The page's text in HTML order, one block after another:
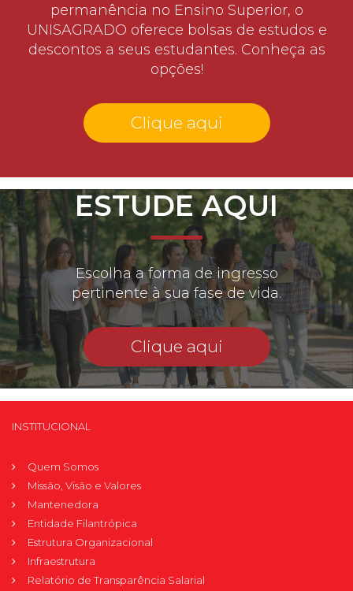
permanência no Ensino Superior, o
UNISAGRADO oferece bolsas de estudos e
descontos a seus estudantes. Conheça as
opções!
Clique aqui
ESTUDE AQUI
Escolha a forma de ingresso
pertinente à sua fase de vida.
Clique aqui
INSTITUCIONAL
Quem Somos
Missão, Visão e Valores
Mantenedora
Entidade Filantrópica
Estrutura Organizacional
Infraestrutura
Relatório de Transparência Salarial